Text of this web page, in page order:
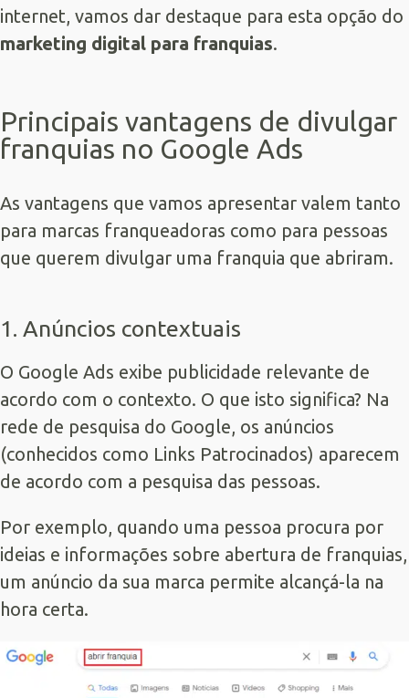
internet, vamos dar destaque para esta opção do
marketing digital para franquias.
Principais vantagens de divulgar
franquias no Google Ads
As vantagens que vamos apresentar valem tanto
para marcas franqueadoras como para pessoas
que querem divulgar uma franquia que abriram.
1. Anúncios contextuais
O Google Ads exibe publicidade relevante de
acordo com o contexto. O que isto significa? Na
rede de pesquisa do Google, os anúncios
(conhecidos como Links Patrocinados) aparecem
de acordo com a pesquisa das pessoas.
Por exemplo, quando uma pessoa procura por
ideias e informações sobre abertura de franquias,
um anúncio da sua marca permite alcançá-la na
hora certa.